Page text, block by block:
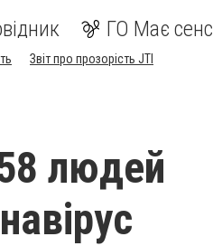
ГО Має сенс
Звіт про прозорість JTI
людей